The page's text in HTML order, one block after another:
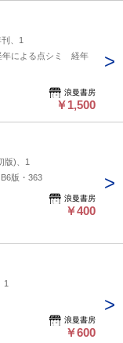
、1
による点シミ 経年
浪曼書房
￥1,500
版)、1
版・363
浪曼書房
￥400
1
浪曼書房
￥600